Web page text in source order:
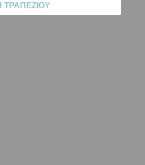
ΤΡΑΠΕΖΙΟΎ
παράθυρο))